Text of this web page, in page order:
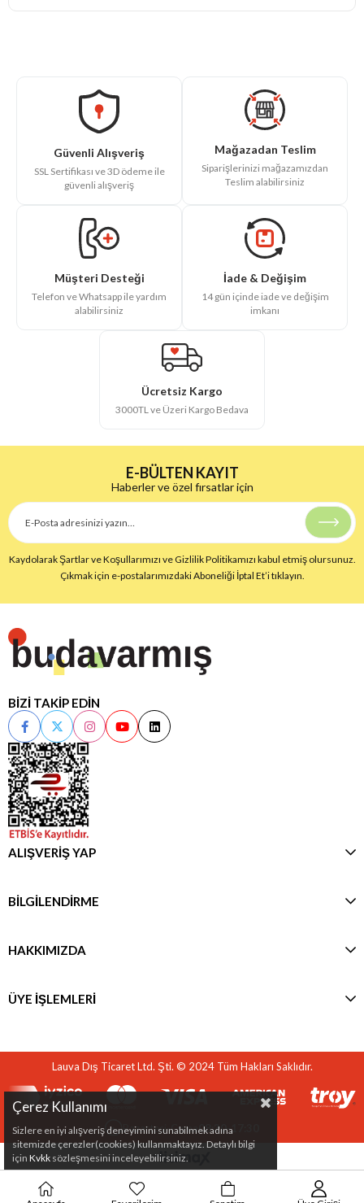
Güvenli Alışveriş
SSL Sertifikası ve 3D ödeme ile
güvenli alışveriş
Mağazadan Teslim
Siparişlerinizi mağazamızdan
Teslim alabilirsiniz
Müşteri Desteği
Telefon ve Whatsapp ile yardım
alabilirsiniz
İade & Değişim
14 gün içinde iade ve değişim
imkanı
Ücretsiz Kargo
3000TL ve Üzeri Kargo Bedava
E-BÜLTEN KAYIT
Haberler ve özel fırsatlar için
Kaydolarak Şartlar ve Koşullarımızı ve Gizlilik Politikamızı kabul etmiş olursunuz.
Çıkmak için e-postalarımızdaki Aboneliği İptal Et’i tıklayın.
BİZİ TAKİP EDİN
ALIŞVERİŞ YAP
BİLGİLENDİRME
HAKKIMIZDA
ÜYE İŞLEMLERİ
Lauva Dış Ticaret Ltd. Şti. © 2024 Tüm Hakları Saklıdır.
Pazartesi-Cuma08:30-17:30
Çerez Kullanımı
Sizlere en iyi alışveriş deneyimini sunabilmek adına
sitemizde çerezler(cookies) kullanmaktayız. Detaylı bilgi
için Kvkk sözleşmesini inceleyebilirsiniz.